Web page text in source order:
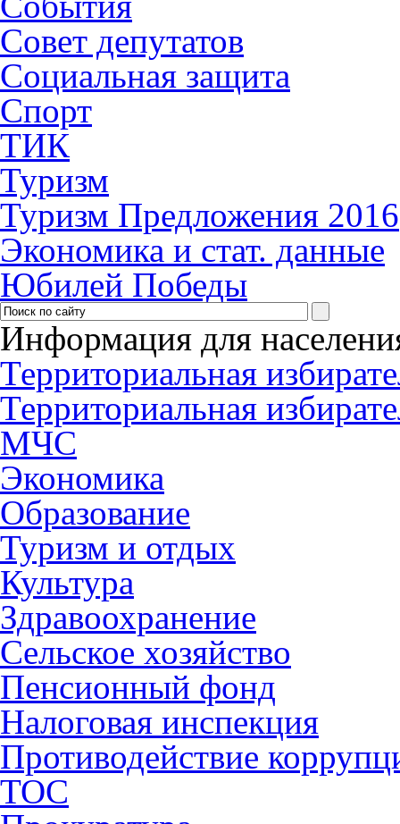
Совет депутатов
Социальная защита
Спорт
ТИК
Туризм
Туризм Предложения 2016
Экономика и стат. данные
Юбилей Победы
Информация для
Территориальная
Территориальная
МЧС
Экономика
Образование
Туризм и отдых
Культура
Здравоохранение
Сельское хозяйство
Пенсионный фонд
Налоговая инспекция
Противодействие
ТОС